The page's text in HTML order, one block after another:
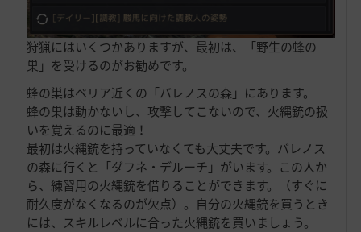
狩猟にはいくつかありますが、最初は、「野生の蜂の
巣」を受けるのがお勧めです。
蜂の巣はベリア近くの「バレノスの森」にあります。
蜂の巣は動かないし、攻撃してこないので、火縄銃の扱
いを覚えるのに最適！
最初は火縄銃を持っていなくても大丈夫です。バレノス
の森に行くと「ダフネ・デルーチ」がいます。この人か
ら、練習用の火縄銃を借りることができます。（すぐに
耐久度がなくなるのが欠点）。自分の火縄銃を買うとき
には、スキルレベルに合った火縄銃を買いましょう。